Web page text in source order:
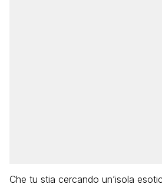
Che tu stia cercando un’isola